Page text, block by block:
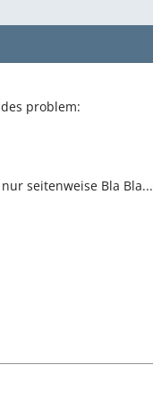
problem:
seitenweise Bla Bla...